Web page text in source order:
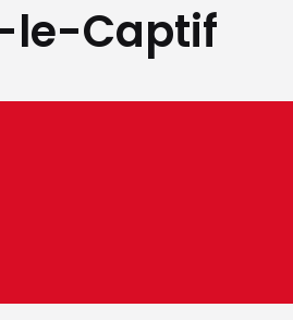
le-Captif